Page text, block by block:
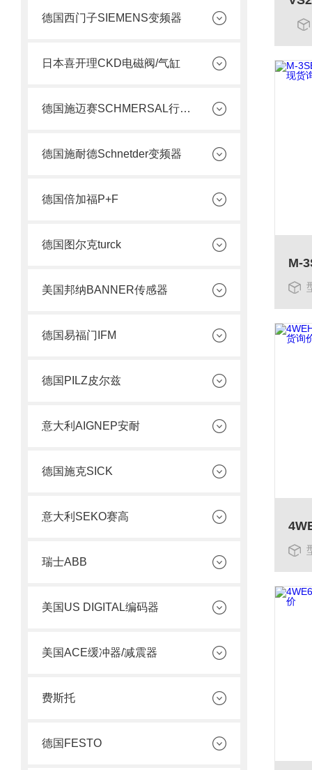
德国西门子SIEMENS变频器
日本喜开理CKD电磁阀/气缸
德国施迈赛SCHMERSAL行程开关
德国施耐德Schnetder变频器
德国倍加福P+F
德国图尔克turck
美国邦纳BANNER传感器
德国易福门IFM
德国PILZ皮尔兹
意大利AIGNEP安耐
德国施克SICK
意大利SEKO赛高
瑞士ABB
美国US DIGITAL编码器
美国ACE缓冲器/减震器
费斯托
德国FESTO